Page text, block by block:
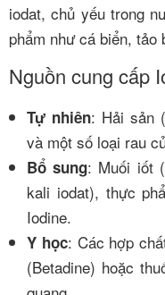
iodat, chủ yếu trong
phẩm như cá biển,
Nguồn cung cấp
Tự nhiên: Hải sản
và một số loại rau
Bổ sung: Muối iốt
kali iodat), thực
Iodine.
Y học: Các hợp
(Betadine) hoặc